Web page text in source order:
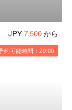
JPY7,500から
約可能時間：20:00